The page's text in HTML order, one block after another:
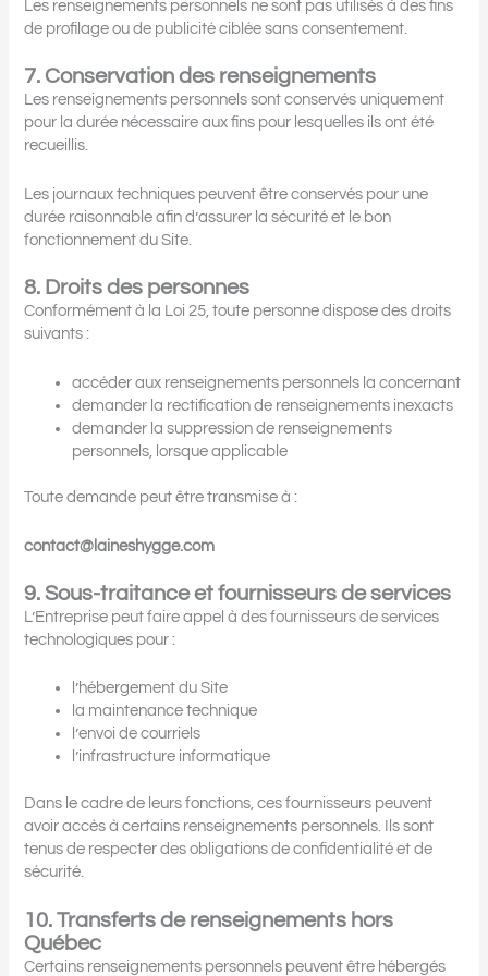
Les renseignements personnels ne sont pas utilisés à des fins
de profilage ou de publicité ciblée sans consentement.
7. Conservation des renseignements
Les renseignements personnels sont conservés uniquement
pour la durée nécessaire aux fins pour lesquelles ils ont été
recueillis.
Les journaux techniques peuvent être conservés pour une
durée raisonnable afin d’assurer la sécurité et le bon
fonctionnement du Site.
8. Droits des personnes
Conformément à la Loi 25, toute personne dispose des droits
suivants :
accéder aux renseignements personnels la concernant
demander la rectification de renseignements inexacts
demander la suppression de renseignements
personnels, lorsque applicable
Toute demande peut être transmise à :
contact@laineshygge.com
9. Sous-traitance et fournisseurs de services
L’Entreprise peut faire appel à des fournisseurs de services
technologiques pour :
l’hébergement du Site
la maintenance technique
l’envoi de courriels
l’infrastructure informatique
Dans le cadre de leurs fonctions, ces fournisseurs peuvent
avoir accès à certains renseignements personnels. Ils sont
tenus de respecter des obligations de confidentialité et de
sécurité.
10. Transferts de renseignements hors
Québec
Certains renseignements personnels peuvent être hébergés